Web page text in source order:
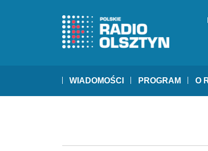
WIADOMOŚCI PROGRAM O